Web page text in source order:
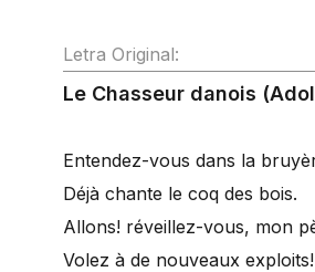
Letra Original:
Le Chasseur danois
Entendez-vous dans la
Déjà chante le coq des bois.
Allons! réveillez-vous, mon
Volez à de nouveaux exploits!